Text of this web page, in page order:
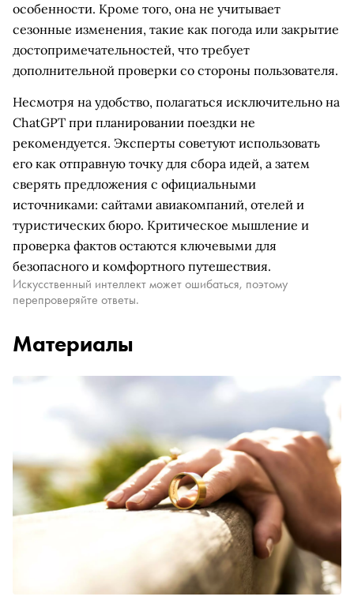
особенности. Кроме того, она не учитывает
сезонные изменения, такие как погода или закрытие
достопримечательностей, что требует
дополнительной проверки со стороны пользователя.
Несмотря на удобство, полагаться исключительно на
ChatGPT при планировании поездки не
рекомендуется. Эксперты советуют использовать
его как отправную точку для сбора идей, а затем
сверять предложения с официальными
источниками: сайтами авиакомпаний, отелей и
туристических бюро. Критическое мышление и
проверка фактов остаются ключевыми для
безопасного и комфортного путешествия.
Искусственный интеллект может ошибаться, поэтому
перепроверяйте ответы.
Материалы